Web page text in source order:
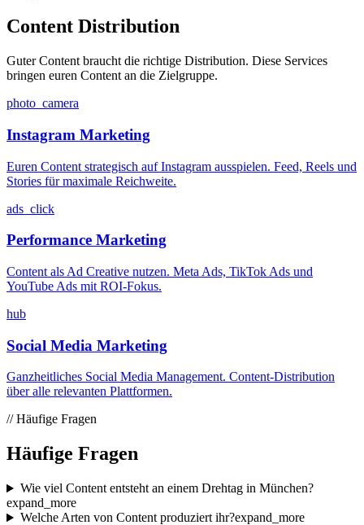
Content Distribution
Guter Content braucht die richtige Distribution. Diese Services
bringen euren Content an die Zielgruppe.
photo_camera
Instagram Marketing
Euren Content strategisch auf Instagram ausspielen. Feed, Reels und
Stories für maximale Reichweite.
ads_click
Performance Marketing
Content als Ad Creative nutzen. Meta Ads, TikTok Ads und
YouTube Ads mit ROI-Fokus.
hub
Social Media Marketing
Ganzheitliches Social Media Management. Content-Distribution
über alle relevanten Plattformen.
//Häufige Fragen
Häufige Fragen
Wie viel Content entsteht an einem Drehtag in München?
expand_more
Welche Arten von Content produziert ihr?expand_more